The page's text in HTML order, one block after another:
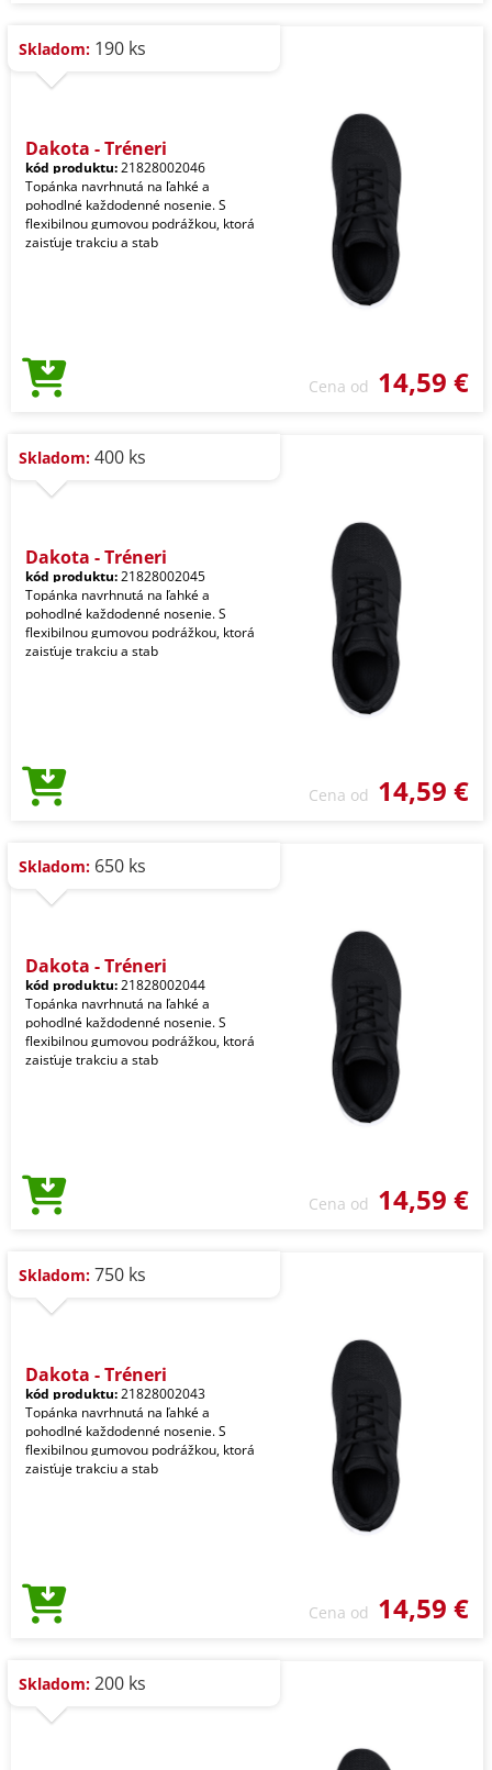
Skladom: 190 ks
Dakota - Tréneri
kód produktu:21828002046
Topánka navrhnutá na ľahké a
pohodlné každodenné nosenie. S
flexibilnou gumovou podrážkou, ktorá
zaisťuje trakciu a stab
Cena od 14,59 €
Skladom: 400 ks
Dakota - Tréneri
kód produktu:21828002045
Topánka navrhnutá na ľahké a
pohodlné každodenné nosenie. S
flexibilnou gumovou podrážkou, ktorá
zaisťuje trakciu a stab
Cena od 14,59 €
Skladom: 650 ks
Dakota - Tréneri
kód produktu:21828002044
Topánka navrhnutá na ľahké a
pohodlné každodenné nosenie. S
flexibilnou gumovou podrážkou, ktorá
zaisťuje trakciu a stab
Cena od 14,59 €
Skladom: 750 ks
Dakota - Tréneri
kód produktu:21828002043
Topánka navrhnutá na ľahké a
pohodlné každodenné nosenie. S
flexibilnou gumovou podrážkou, ktorá
zaisťuje trakciu a stab
Cena od 14,59 €
Skladom: 200 ks